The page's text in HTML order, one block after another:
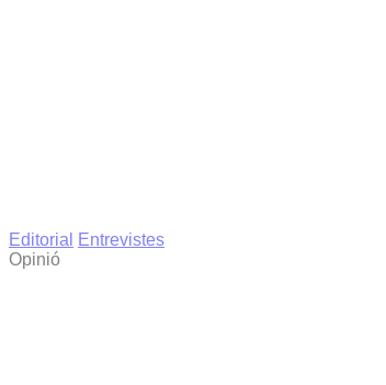
Editorial
Entrevistes
Opinió